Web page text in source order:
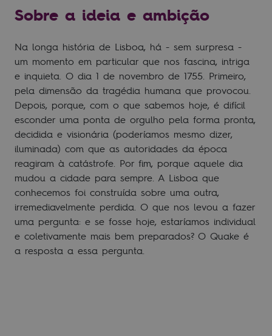
Sobre a ideia e ambição
Na longa história de Lisboa, há - sem surpresa -
um momento em particular que nos fascina, intriga
e inquieta. O dia 1 de novembro de 1755. Primeiro,
pela dimensão da tragédia humana que provocou.
Depois, porque, com o que sabemos hoje, é difícil
esconder uma ponta de orgulho pela forma pronta,
decidida e visionária (poderíamos mesmo dizer,
iluminada) com que as autoridades da época
reagiram à catástrofe. Por fim, porque aquele dia
mudou a cidade para sempre. A Lisboa que
conhecemos foi construída sobre uma outra,
irremediavelmente perdida. O que nos levou a fazer
uma pergunta: e se fosse hoje, estaríamos individual
e coletivamente mais bem preparados? O Quake é
a resposta a essa pergunta.